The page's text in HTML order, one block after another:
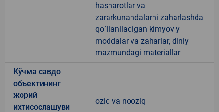
hasharotlar va
zararkunandalarni zaharlashda
qo`llaniladigan kimyoviy
moddalar va zaharlar, diniy
mazmundagi materiallar
Кўчма савдо
объектининг
жорий
ихтисослашуви
oziq va nooziq